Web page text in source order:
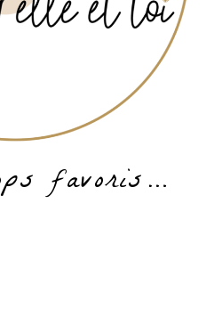
favoris…